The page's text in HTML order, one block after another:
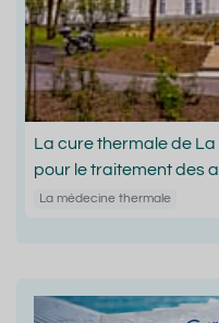
La cure thermale de
pour le traitement des
La médecine thermale